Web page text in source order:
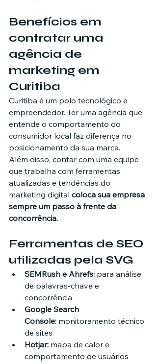
Benefícios em
contratar uma
agência de
marketing em
Curitiba
Curitiba é um polo tecnológico e
empreendedor. Ter uma agência que
entende o comportamento do
consumidor local faz diferença no
posicionamento da sua marca.
Além disso, contar com uma equipe
que trabalha com ferramentas
atualizadas e tendências do
marketing digital coloca sua empresa
sempre um passo à frente da
concorrência.
Ferramentas de SEO
utilizadas pela SVG
SEMRush e Ahrefs: para análise
de palavras-chave e
concorrência
Google Search
Console: monitoramento técnico
de sites
Hotjar: mapa de calor e
comportamento de usuários